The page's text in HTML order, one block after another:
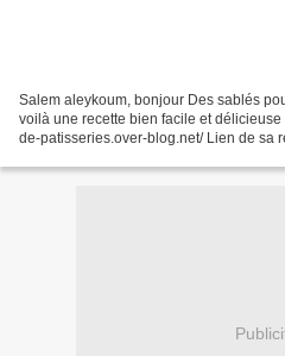
Salem aleykoum, bonjour Des sablés
voilà une recette bien facile et
de-patisseries.over-blog.net/ Lien de sa
coco-115983355.html...